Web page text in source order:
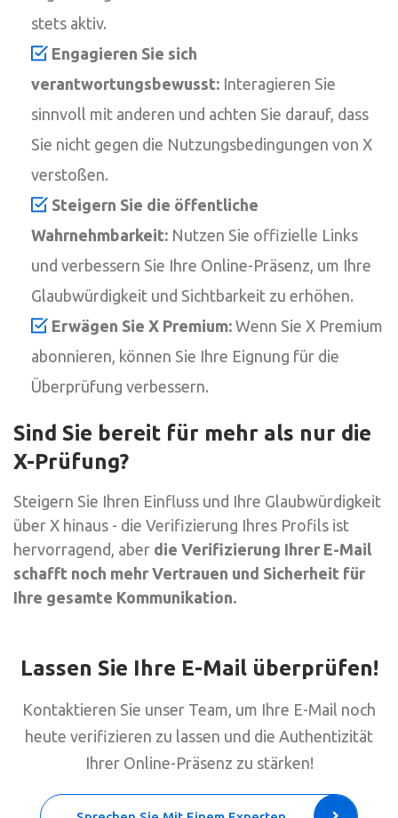
stets aktiv.
Engagieren Sie sich
verantwortungsbewusst: Interagieren Sie
sinnvoll mit anderen und achten Sie darauf, dass
Sie nicht gegen die Nutzungsbedingungen von X
verstoßen.
Steigern Sie die öffentliche
Wahrnehmbarkeit: Nutzen Sie offizielle Links
und verbessern Sie Ihre Online-Präsenz, um Ihre
Glaubwürdigkeit und Sichtbarkeit zu erhöhen.
Erwägen Sie X Premium: Wenn Sie X Premium
abonnieren, können Sie Ihre Eignung für die
Überprüfung verbessern.
Sind Sie bereit für mehr als nur die
X-Prüfung?
Steigern Sie Ihren Einfluss und Ihre Glaubwürdigkeit
über X hinaus - die Verifizierung Ihres Profils ist
hervorragend, aber die Verifizierung Ihrer E-Mail
schafft noch mehr Vertrauen und Sicherheit für
Ihre gesamte Kommunikation.
Lassen Sie Ihre E-Mail überprüfen!
Kontaktieren Sie unser Team, um Ihre E-Mail noch
heute verifizieren zu lassen und die Authentizität
Ihrer Online-Präsenz zu stärken!